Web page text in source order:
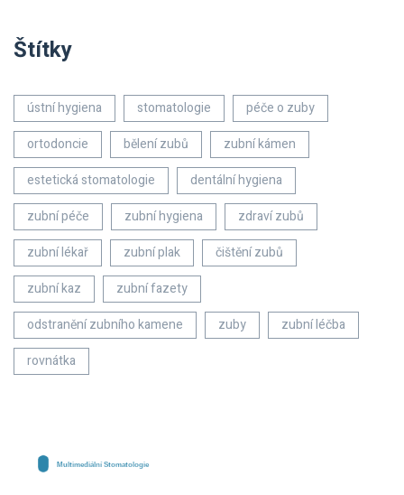
Štítky
ústní hygiena stomatologie
péče o zuby
ortodoncie
bělení zubů
zubní kámen
estetická stomatologie
dentální hygiena
zubní péče
zubní hygiena
zdraví zubů
zubní lékař
zubní plak
čištění zubů
zubní kaz
zubní fazety
odstranění zubního kamene
zuby
zubní léčba
rovnátka